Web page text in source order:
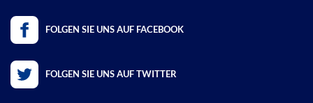
FOLGEN SIE UNS AUF FACEBOOK
FOLGEN SIE UNS AUF TWITTER